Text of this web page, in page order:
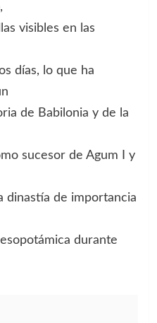
visibles en las
días, lo que ha
de Babilonia y de la
sucesor de Agum I y
dinastía de importancia
durante